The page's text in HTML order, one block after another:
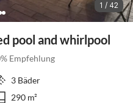
1 / 42
pool and whirlpool
Empfehlung
3 Bäder
290 m²